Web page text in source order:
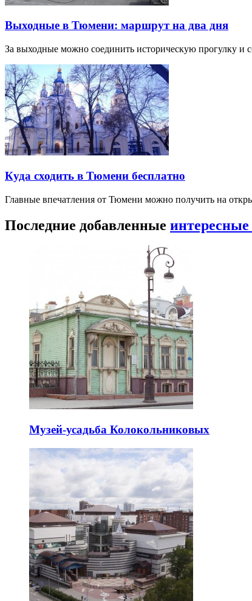
Выходные в Тюмени: маршрут на два дня
За выходные можно соединить историческую прогулку
Куда сходить в Тюмени бесплатно
Главные впечатления от Тюмени можно получить на
Последние добавленные интересные
Музей-усадьба Колокольниковых